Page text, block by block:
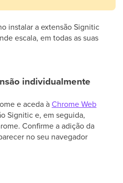
instalar a extensão Signitic
escala, em todas as suas
individualmente
e aceda àChrome Web
Signitic e, em seguida,
Confirme a adição da
no seu navegador